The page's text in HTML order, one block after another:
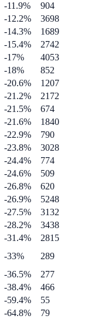
-11.9%
904
-12.2%
3698
-14.3%
1689
-15.4%
2742
-17%
4053
-18%
852
-20.6%
1207
-21.2%
2172
-21.5%
674
-21.6%
1840
-22.9%
790
-23.8%
3028
-24.4%
774
-24.6%
509
-26.8%
620
-26.9%
5248
-27.5%
3132
-28.2%
3438
-31.4%
2815
-33%
289
-36.5%
277
-38.4%
466
-59.4%
55
-64.8%
79